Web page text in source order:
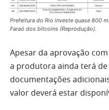
Prefeitura do Rio investe quase 800
Faraó dos bitcoins (Reprodução).
Apesar da aprovação
a produtora ainda terá
documentações
valor deverá estar